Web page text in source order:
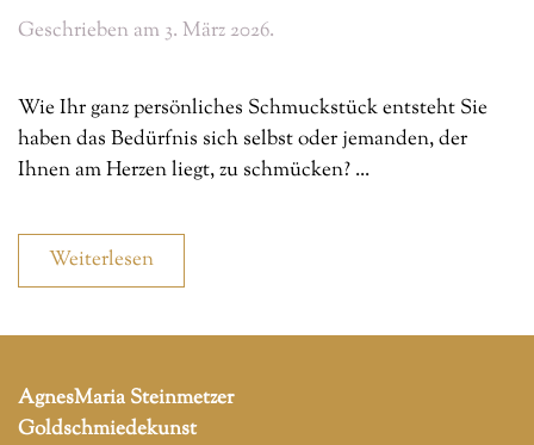
Geschrieben am 3. März 2026.
Wie Ihr ganz persönliches Schmuckstück entsteht Sie
haben das Bedürfnis sich selbst oder jemanden, der
Ihnen am Herzen liegt, zu schmücken? ...
Weiterlesen
AgnesMaria Steinmetzer
Goldschmiedekunst